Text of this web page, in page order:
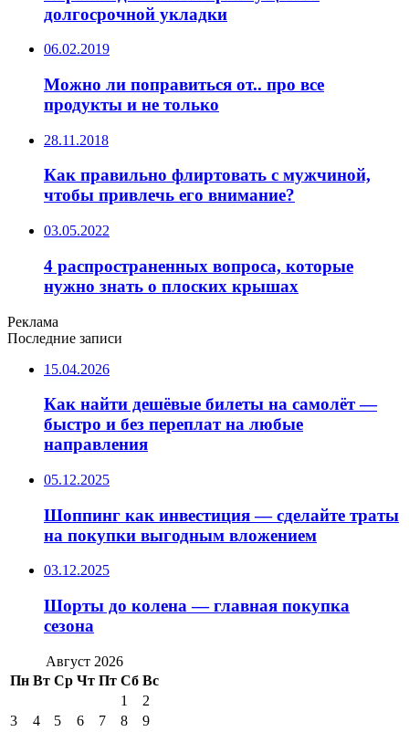
долгосрочной укладки
06.02.2019
Можно ли поправиться от.. про все
продукты и не только
28.11.2018
Как правильно флиртовать с мужчиной,
чтобы привлечь его внимание?
03.05.2022
4 распространенных вопроса, которые
нужно знать о плоских крышах
Реклама
Последние записи
15.04.2026
Как найти дешёвые билеты на самолёт —
быстро и без переплат на любые
направления
05.12.2025
Шоппинг как инвестиция — сделайте траты
на покупки выгодным вложением
03.12.2025
Шорты до колена — главная покупка
сезона
Август 2026
Пн Вт Ср Чт Пт Сб Вс
1
2
3
4 5 6 7 8 9